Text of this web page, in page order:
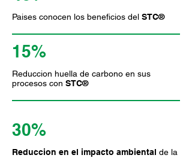
Paises conocen los beneficios del STC®
15%
Reduccion huella de carbono en sus
procesos con STC®
30%
Reduccion en el impacto ambiental de la